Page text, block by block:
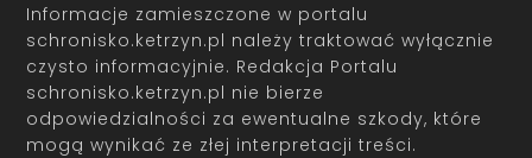
Informacje zamieszczone w portalu
schronisko.ketrzyn.pl należy traktować wyłącznie
czysto informacyjnie. Redakcja Portalu
schronisko.ketrzyn.pl nie bierze
odpowiedzialności za ewentualne szkody, które
mogą wynikać ze złej interpretacji treści.